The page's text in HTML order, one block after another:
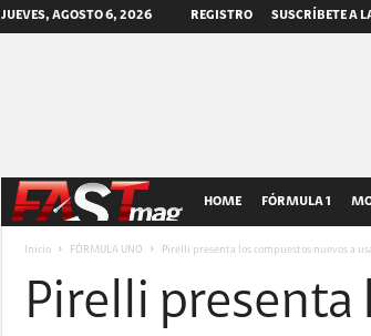
JUEVES, AGOSTO 6, 2026 REGISTRO SUSCRÍBETE A
A
S
HOME FÓRMULA 1
Inicio FÓRMULA UNO Pirelli presenta los compuestos nuevos a
Pirelli presenta